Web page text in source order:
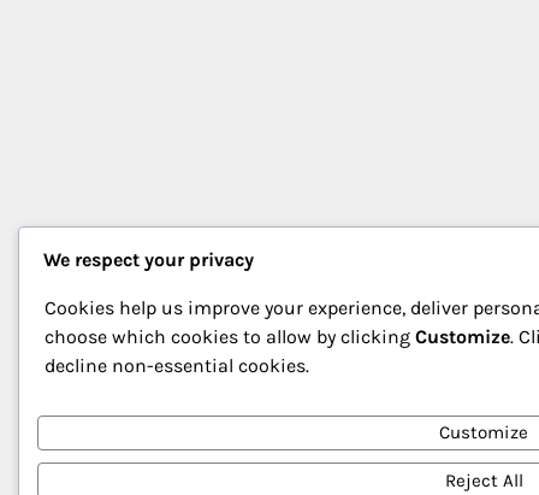
We respect your privacy
Cookies help us improve your experience, deliver
choose which cookies to allow by clicking Customize.
decline non-essential cookies.
Customize
Reject All